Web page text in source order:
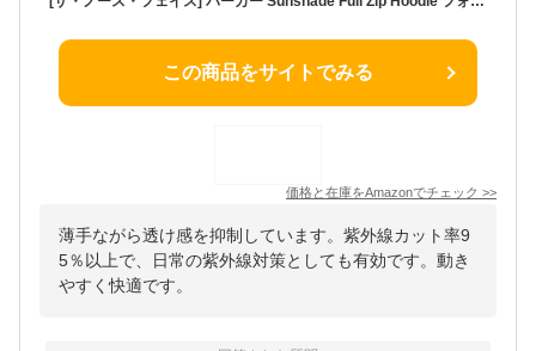
この商品をサイトでみる
価格と在庫をAmazonでチェック >>
薄手ながら透け感を抑制しています。紫外線カット率9
5％以上で、日常の紫外線対策としても有効です。動き
やすく快適です。